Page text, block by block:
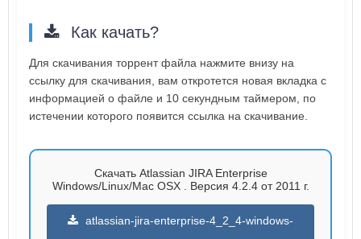
Как качать?
Для скачивания торрент файла нажмите внизу на
ссылку для скачивания, вам откротется новая вкладка с
информацией о файле и 10 секундным таймером, по
истечении которого появится ссылка на скачивание.
Скачать Atlassian JIRA Enterprise
Windows/Linux/Mac OSX . Версия 4.2.4 от 2011 г.
atlassian-jira-enterprise-4_2_4-windows-